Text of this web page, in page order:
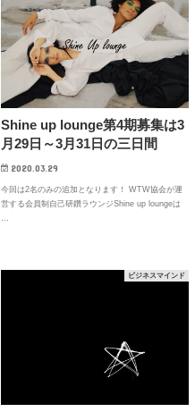
Shine up lounge第4期募集は3
月29日～3月31日の三日間
2020.03.29
今回は2名のみの追加となります！ WTW協会が運
営する会員制自己研鑽ラウンジShine up loungeは
…
ビジネスマインド